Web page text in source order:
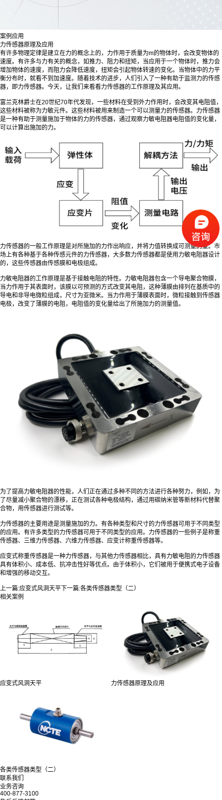
案例应用
力传感器原理及应用
有许多物理定律是建立在力的概念上的，力作用于质量为m的物体时，会改变物体的
速度。有许多与力有关的概念，如推力、阻力和扭矩，当应用于一个物体时，推力会
增加物体的速度，而阻力会降低速度，扭矩会引起物体转速的变化。当物体中的力平
衡分布时，就看不到加速度。随着技术的进步，人们引入了一种有助于监测力的传感
器，即力传感器。今天，让我们来看看力传感器的工作原理及其应用。
富兰克林爵士在20世纪70年代发现，一些材料在受到外力作用时，会改变其电阻值，
这些材料被称为力敏元件。这些材料被用来制造一个可以测量力的传感器。力传感器
是一种有助于测量施加于物体的力的传感器，通过观察力敏电阻器电阻值的变化量，
可以计算出施加的力。
力传感器的一般工作原理是对所施加的力作出响应，并将力值转换成可测量的量。市
场上有各种基于各种传感元件的力传感器，大多数力传感器都是使用力敏电阻器设计
的，这些传感器由传感膜和电极组成。
力敏电阻器的工作原理是基于接触电阻的特性。力敏电阻器包含一个导电聚合物膜，
当力作用于其表面时，该膜以可预测的方式改变其电阻，这种薄膜由排列在基质中的
导电和非导电微粒组成，尺寸为亚微米。当力作用于薄膜表面时，微粒接触到传感器
电极，改变了薄膜的电阻，电阻值的变化量给出了所施加力的测量值。
为了提高力敏电阻器的性能，人们正在通过多种不同的方法进行各种努力，例如，为
了尽量减小聚合物的漂移，正在测试各种电极结构，通过用碳纳米管等新材料代替聚
合物，用传感器进行测试等。
力传感器的主要用途是测量施加的力。有各种类型和尺寸的力传感器可用于不同类型
的应用。有许多类型的力传感器可用于不同类型的应用。力传感器的一些例子是称重
传感器、三维力传感器、六维力传感器、应变计称重传感器等。
应变式称重传感器是一种力传感器，与其他力传感器相比，具有力敏电阻的力传感器
具有体积小、成本低、抗冲击性好等优点。由于体积小，它们被用于便携式电子设备
和增强的移动交互。
上一篇:应变式风洞天平 下一篇:各类传感器类型（二）
相关案例
应变式风洞天平 力传感器原理及应用
各类传感器类型（二）
联系我们
业务咨询
400-877-3100